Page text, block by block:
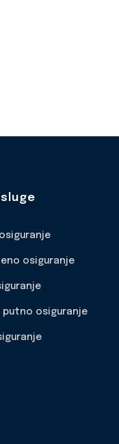
osiguranje
putno osiguranje